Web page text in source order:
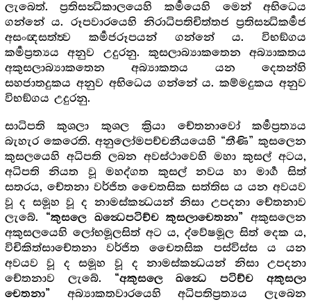
ලැබෙත්. ප්‍රතිසන්‍ධිකාලයෙහි කර්‍මයෙහි මෙන් අභිධෙය
ගන්නේ ය. රූපවාරයෙහි නිරාධිපතිචිත්තජ ප්‍රතිසන්‍ධිකර්‍මජ
අසංඥසත්ත්‍ව කර්‍මජරූපයන් ගන්නේ ය. විභඞ්ගය
කර්‍මප්‍රත්‍යය අනුව උදුරනු. කුසලාබ්‍යාකතෙන අබ්‍යාකතය
අකුසලාබ්‍යාකතෙන අබ්‍යාකතය යන දෙතන්හි
සහජාතදුකය අනුව අභිධෙය ගන්නේ ය. කම්මදුකය අනුව
විභඞ්ගය උදුරනු.
සාධිපති කුශලා කුශල ක්‍රියා චේතනාවෝ කර්‍මප්‍රත්‍යය
බැහැර කෙරෙති. අනුලෝමපච්චනීයයෙහි “තීණි” කුසලෙන
කුසලයෙහි අධිපති ලබන අවස්ථාවෙහි මහා කුසල් අටය,
අධිපති නියත වූ මහද්ගත කුසල් නවය හා මාර්‍ග සිත්
සතරය, චේතනා වර්ජිත චෛතසික සත්තිස ය යන අවයව
වූ ද සමූහ වූ ද නාමස්කන්‍ධයන් නිසා උපදනා චේතනාව
ලැබේ.
“කුසලෙ ඛන්‍ධෙපටිච්ච කුසලාචෙතනා”
අකුසලෙන
අකුසලයෙහි ලෝභමූලසිත් අට ය, ද්වේෂමූල සිත් දෙක ය,
විචිකිත්සාචේතනා වර්ජිත චෛතසික පස්විස්ස ය යන
අවයව වූ ද සමූහ වූ ද නාමස්කන්‍ධයන් නිසා උපදනා
චේතනාව ලැබේ.
“අකුසලෙ ඛන්‍ධෙ පටිච්ච අකුසලා
චෙතනා”අබ්‍යාකතවාරයෙහි අධිපතිප්‍රත්‍යය ලැබෙන